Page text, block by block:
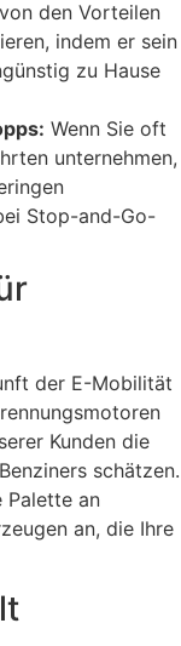
den Vorteilen
indem er sein
zu Hause
Wenn Sie oft
unternehmen,
Stop-and-Go-
der E-Mobilität
Kunden die
schätzen.
Palette an
an, die Ihre